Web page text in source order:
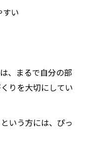
すい
、まるで自分の部
りを大切にしてい
いう方には、ぴっ